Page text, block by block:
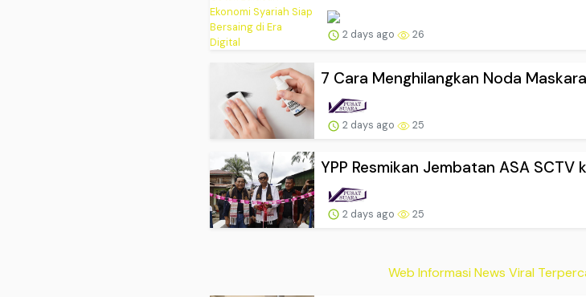
2 days ago 26
7 Cara Menghilangkan Noda
2 days ago 25
YPP Resmikan Jembatan ASA SCTV
2 days ago 25
Web Informasi News Viral